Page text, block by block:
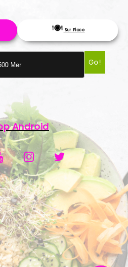
Sur Place
Go!
Android